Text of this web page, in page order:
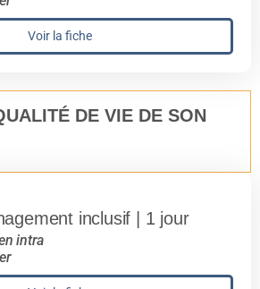
Voir la fiche
DE VIE DE SON
inclusif | 1 jour
intra